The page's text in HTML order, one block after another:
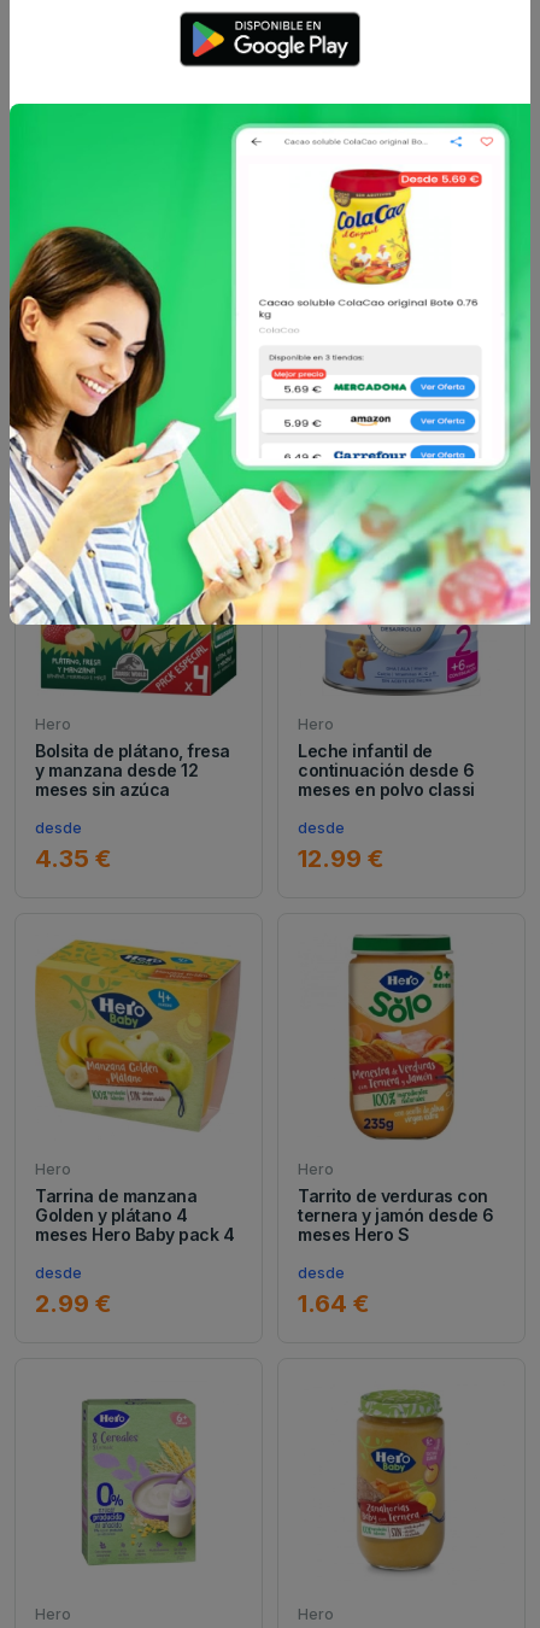
Análisis de precio
Sin descripción
Otros productos de Heroen Alimentación
infantil
Hero
Bolsita de plátano, fresa
y manzana desde 12
meses sin azúca
desde
4.35 €
Hero
Leche infantil de
continuación desde 6
meses en polvo classi
desde
12.99 €
Hero
Tarrina de manzana
Golden y plátano 4
meses Hero Baby pack 4
desde
2.99 €
Hero
Tarrito de verduras con
ternera y jamón desde 6
meses Hero S
desde
1.64 €
Hero Hero